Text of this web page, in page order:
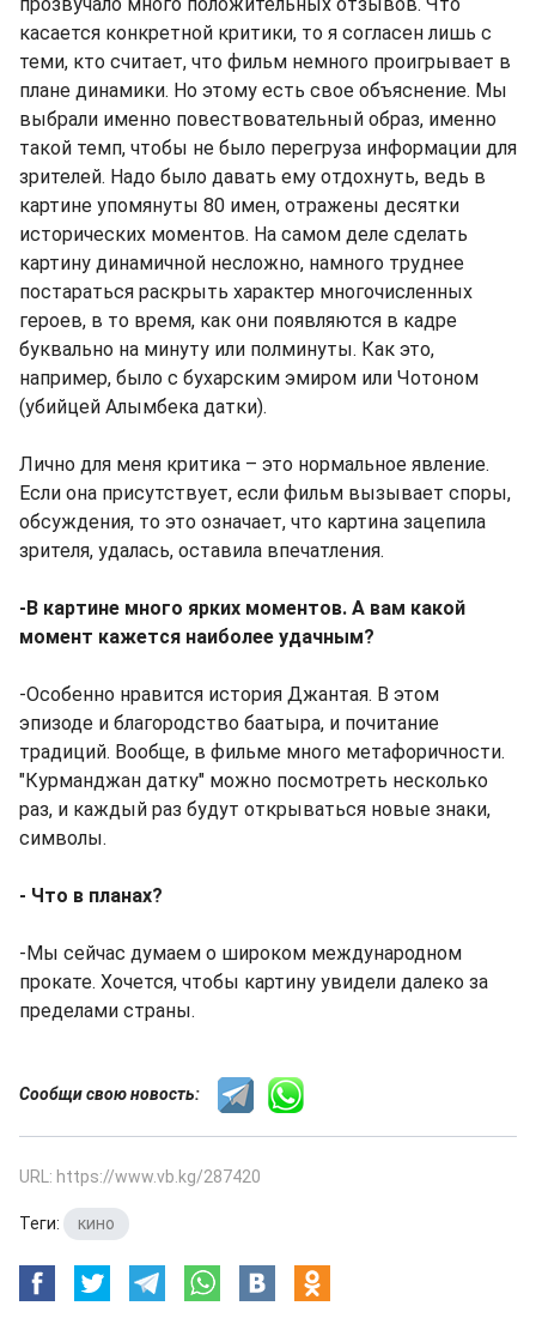
касается конкретной критики, то я согласен лишь с
теми, кто считает, что фильм немного проигрывает в
плане динамики. Но этому есть свое объяснение. Мы
выбрали именно повествовательный образ, именно
такой темп, чтобы не было перегруза информации для
зрителей. Надо было давать ему отдохнуть, ведь в
картине упомянуты 80 имен, отражены десятки
исторических моментов. На самом деле сделать
картину динамичной несложно, намного труднее
постараться раскрыть характер многочисленных
героев, в то время, как они появляются в кадре
буквально на минуту или полминуты. Как это,
например, было с бухарским эмиром или Чотоном
(убийцей Алымбека датки).
Лично для меня критика – это нормальное явление.
Если она присутствует, если фильм вызывает споры,
обсуждения, то это означает, что картина зацепила
зрителя, удалась, оставила впечатления.
-В картине много ярких моментов. А вам какой
момент кажется наиболее удачным?
-Особенно нравится история Джантая. В этом
эпизоде и благородство баатыра, и почитание
традиций. Вообще, в фильме много метафоричности.
"Курманджан датку" можно посмотреть несколько
раз, и каждый раз будут открываться новые знаки,
символы.
- Что в планах?
-Мы сейчас думаем о широком международном
прокате. Хочется, чтобы картину увидели далеко за
пределами страны.
Сообщи свою новость:
URL: https://www.vb.kg/287420
Теги: кино